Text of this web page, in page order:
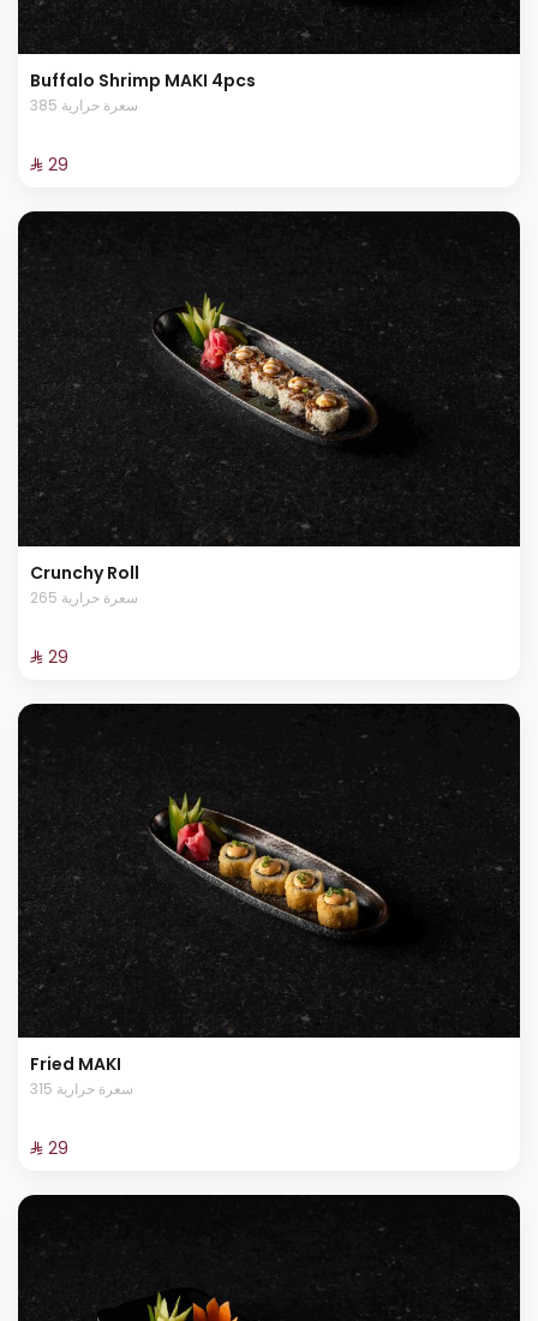
Buffalo Shrimp MAKI 4pcs
385 سعرة حرارية
⁨⁦‪‬ 29⁩
Crunchy Roll
265 سعرة حرارية
⁨⁦‪‬ 29⁩
Fried MAKI
315 سعرة حرارية
⁨⁦‪‬ 29⁩